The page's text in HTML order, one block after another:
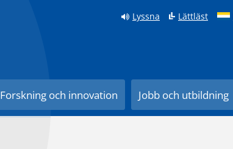
Lyssna Lättläst
Forskning och innovation Jobb och utbildning